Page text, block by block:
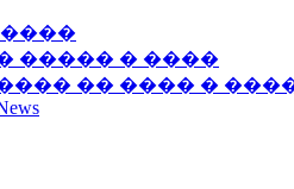
����� � ����
�� ���� �